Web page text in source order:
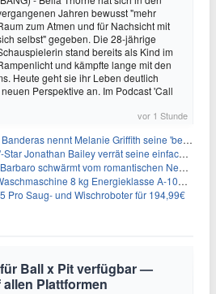
Jahren bewusst "mehr
zum Atmen und für Nachsicht mit
selbst" gegeben. Die 28-jährige
stand bereits als Kind im
und kämpfte lange mit den
Heute geht sie ihr Leben deutlich
Perspektive an. Im Podcast 'Call
vor 1 Stunde
nennt Melanie Griffith seine 'beste Freundin'
Jonathan Bailey verrät seine einfache Hautpflegeroutine
schwärmt vom romantischen New York
8 kg Energieklasse A-10% 1400 U/Min für 289,97€
Pro Saug- und Wischroboter für 194,99€
Ball x Pit verfügbar —
Plattformen